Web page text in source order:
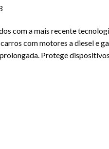
com a mais recente
com motores a diesel e
Protege